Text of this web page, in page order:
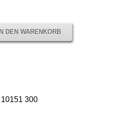
IN DEN WARENKORB
10151 300